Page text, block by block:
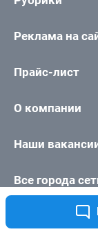
Реклама на
Прайс-лист
О компании
Наши
Все города
Контактные данные